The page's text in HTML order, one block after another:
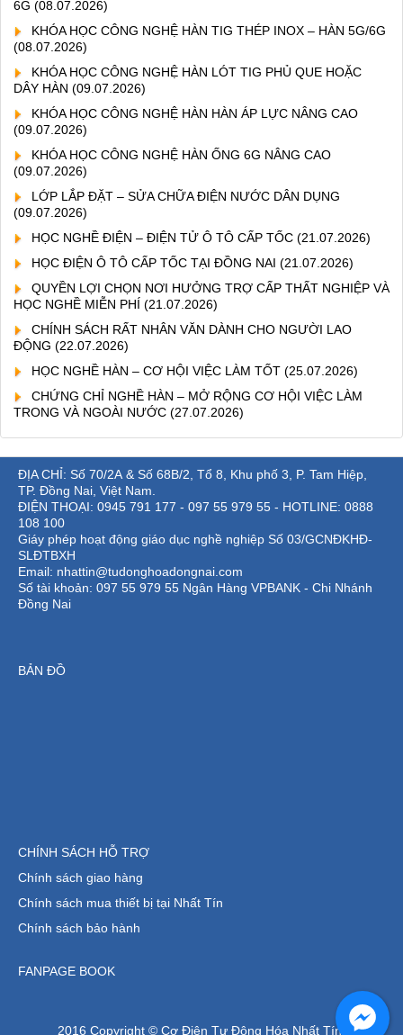
6G (08.07.2026)
KHÓA HỌC CÔNG NGHỆ HÀN TIG THÉP INOX – HÀN 5G/6G
(08.07.2026)
KHÓA HỌC CÔNG NGHỆ HÀN LÓT TIG PHỦ QUE HOẶC
DÂY HÀN (09.07.2026)
KHÓA HỌC CÔNG NGHỆ HÀN HÀN ÁP LỰC NÂNG CAO
(09.07.2026)
KHÓA HỌC CÔNG NGHỆ HÀN ỐNG 6G NÂNG CAO
(09.07.2026)
LỚP LẮP ĐẶT – SỬA CHỮA ĐIỆN NƯỚC DÂN DỤNG
(09.07.2026)
HỌC NGHỀ ĐIỆN – ĐIỆN TỬ Ô TÔ CẤP TỐC (21.07.2026)
HỌC ĐIỆN Ô TÔ CẤP TỐC TẠI ĐỒNG NAI (21.07.2026)
QUYỀN LỢI CHỌN NƠI HƯỞNG TRỢ CẤP THẤT NGHIỆP VÀ
HỌC NGHỀ MIỄN PHÍ (21.07.2026)
CHÍNH SÁCH RẤT NHÂN VĂN DÀNH CHO NGƯỜI LAO
ĐỘNG (22.07.2026)
HỌC NGHỀ HÀN – CƠ HỘI VIỆC LÀM TỐT (25.07.2026)
CHỨNG CHỈ NGHỀ HÀN – MỞ RỘNG CƠ HỘI VIỆC LÀM
TRONG VÀ NGOÀI NƯỚC (27.07.2026)
ĐỊA CHỈ: Số 70/2A & Số 68B/2, Tổ 8, Khu phố 3, P. Tam Hiệp,
TP. Đồng Nai, Việt Nam.
ĐIỆN THOẠI: 0945 791 177 - 097 55 979 55 - HOTLINE: 0888
108 100
Giáy phép hoạt động giáo dục nghề nghiệp Số 03/GCNĐKHĐ-
SLĐTBXH
Email: nhattin@tudonghoadongnai.com
Số tài khoản: 097 55 979 55 Ngân Hàng VPBANK - Chi Nhánh
Đồng Nai
BẢN ĐỒ
CHÍNH SÁCH HỖ TRỢ
Chính sách giao hàng
Chính sách mua thiết bị tại Nhất Tín
Chính sách bảo hành
FANPAGE BOOK
2016 Copyright © Cơ Điện Tự Động Hóa Nhất Tín.